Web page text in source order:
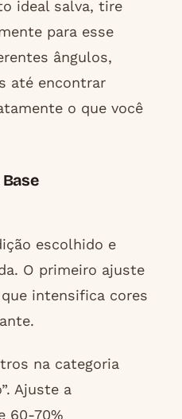
ideal salva, tire
para esse
ângulos,
até encontrar
o que você
escolhido e
O primeiro ajuste
intensifica cores
na categoria
Ajuste a
60-70%